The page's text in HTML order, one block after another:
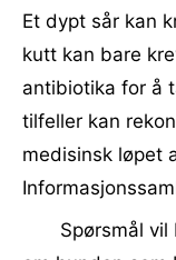
Et dypt sår kan
kutt kan bare
antibiotika for å
tilfeller kan
medisinsk løpet
Spørsmål